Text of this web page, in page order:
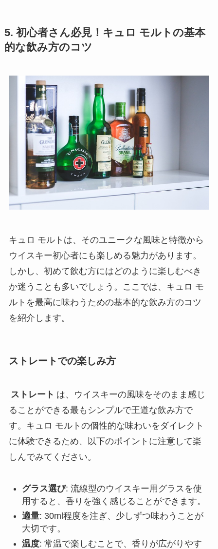
5. 初心者さん必見！キュロ モルトの基本
的な飲み方のコツ
キュロ モルトは、そのユニークな風味と特徴から
ウイスキー初心者にも楽しめる魅力があります。
しかし、初めて飲む方にはどのように楽しむべき
か迷うことも多いでしょう。ここでは、キュロ モ
ルトを最高に味わうための基本的な飲み方のコツ
を紹介します。
ストレートでの楽しみ方
ストレート は、ウイスキーの風味をそのまま感じ
ることができる最もシンプルで王道な飲み方で
す。キュロ モルトの個性的な味わいをダイレクト
に体験できるため、以下のポイントに注意して楽
しんでみてください。
グラス選び: 流線型のウイスキー用グラスを使
用すると、香りを強く感じることができます。
適量: 30ml程度を注ぎ、少しずつ味わうことが
大切です。
温度: 常温で楽しむことで、香りが広がりやす